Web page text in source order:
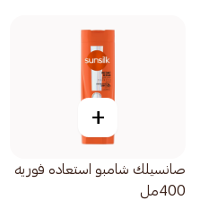
+
صانسيلك شامبو استعاده فوريه
400مل